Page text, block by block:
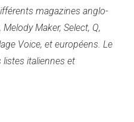
magazines anglo-
Maker, Select, Q,
Voice, et européens. Le
italiennes et